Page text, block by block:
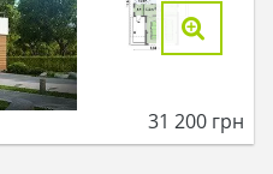
31 200 грн